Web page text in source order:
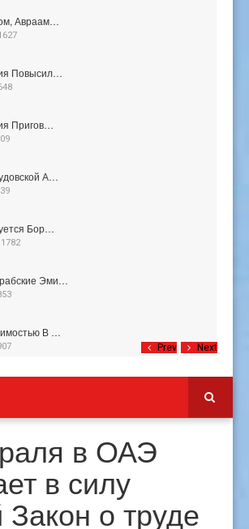
Prev Next
Авраам…
Повысил…
Пригов…
А…
Бор…
Эми…
В …
в ОАЭ
в силу
о труде